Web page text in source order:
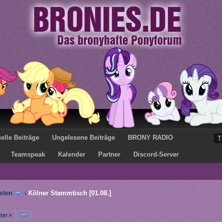
Beiträge Ungelesene Beiträge BRONY RADIO
Teamspeak Kalender Partner Discord-Server
› Kölner Stammtisch [01.08.]
»